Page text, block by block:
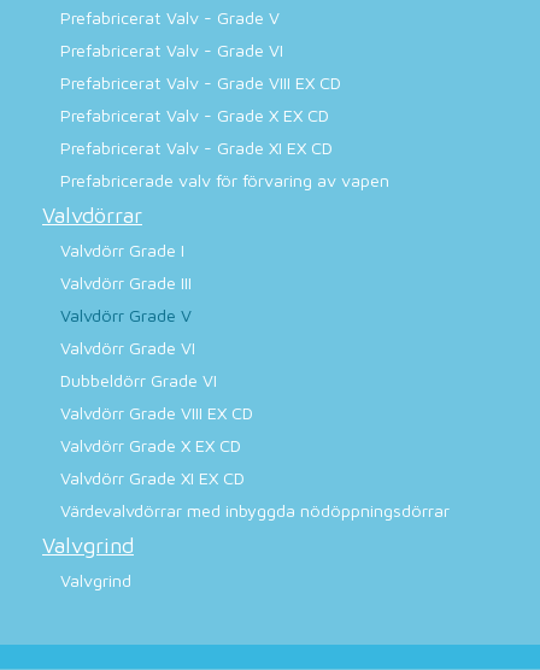
Prefabricerat Valv - Grade V
Prefabricerat Valv - Grade VI
Prefabricerat Valv - Grade VIII EX CD
Prefabricerat Valv - Grade X EX CD
Prefabricerat Valv - Grade XI EX CD
Prefabricerade valv för förvaring av vapen
Valvdörrar
Valvdörr Grade I
Valvdörr Grade III
Valvdörr Grade V
Valvdörr Grade VI
Dubbeldörr Grade VI
Valvdörr Grade VIII EX CD
Valvdörr Grade X EX CD
Valvdörr Grade XI EX CD
Värdevalvdörrar med inbyggda nödöppningsdörrar
Valvgrind
Valvgrind